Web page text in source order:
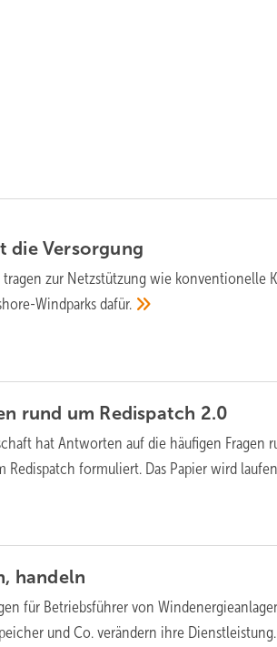
dieVersorgung
tragen zur Netzstützung wie konventionelle
Windparksdafür.
rund um Redispatch 2.0
hat Antworten auf die häufigen Fragen
Redispatch formuliert. Das Papier wird
handeln
für Betriebsführer von
und Co. verändern ihre Dienstleistung.